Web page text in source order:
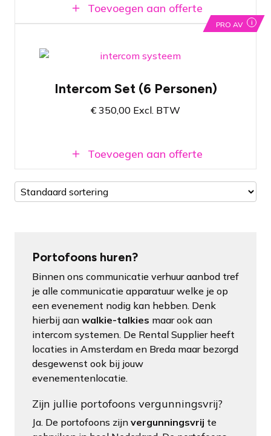
Toevoegen aan offerte
PRO AV i
Op basis van uitbreidbaar ethernet
Haarscherpe audiokwaliteit door digitale
Uitbreidbaar met accessoires voor
Intercom Set (6 Personen)
€ 350,00 Excl. BTW
Toevoegen aan offerte
Portofoons huren?
Binnen ons communicatie verhuur aanbod tref
je alle communicatie apparatuur welke je op
een evenement nodig kan hebben. Denk
hierbij aan walkie-talkies maar ook aan
intercom systemen. De Rental Supplier heeft
locaties in Amsterdam en Breda maar bezorgd
desgewenst ook bij jouw
evenementenlocatie.
Zijn jullie portofoons vergunningsvrij?
Ja. De portofoons zijn vergunningsvrij te